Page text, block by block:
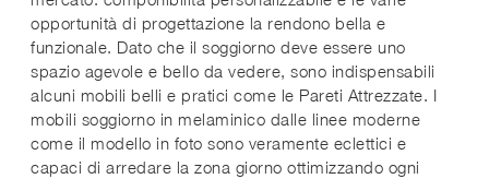
opportunità di progettazione la rendono bella e
funzionale. Dato che il soggiorno deve essere uno
spazio agevole e bello da vedere, sono indispensabili
alcuni mobili belli e pratici come le Pareti Attrezzate. I
mobili soggiorno in melaminico dalle linee moderne
come il modello in foto sono veramente eclettici e
capaci di arredare la zona giorno ottimizzando ogni